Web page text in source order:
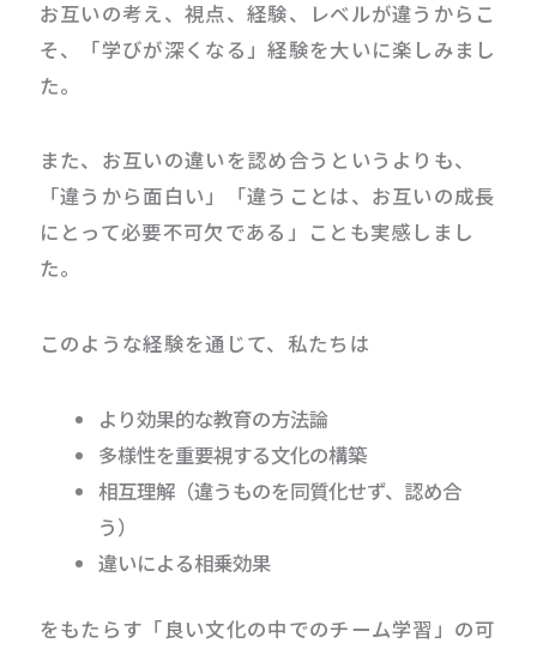
お互いの考え、視点、経験、レベルが違うからこ
そ、「学びが深くなる」経験を大いに楽しみまし
た。
また、お互いの違いを認め合うというよりも、
「違うから面白い」「違うことは、お互いの成長
にとって必要不可欠である」ことも実感しまし
た。
このような経験を通じて、私たちは
より効果的な教育の方法論
多様性を重要視する文化の構築
相互理解（違うものを同質化せず、認め合
う）
違いによる相乗効果
をもたらす「良い文化の中でのチーム学習」の可